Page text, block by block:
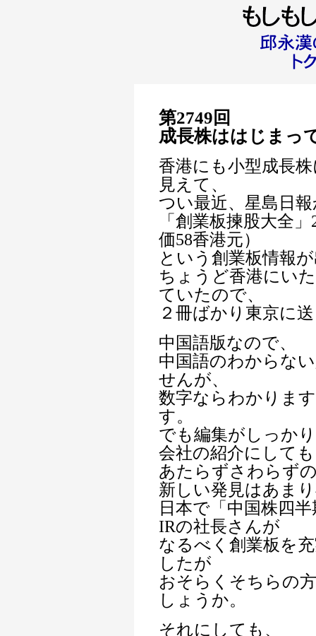
第2749回
成長株ははじまっ
香港にも小型成長
見えて、
つい最近、星島日
「創業板揀股大全
価58香港元）
という創業板情報
ちょうど香港にい
ていたので、
２冊ばかり東京に
中国語版なので、
中国語のわからな
せんが、
数字ならわかりま
す。
でも編集がしっか
会社の紹介にしても
あたらずさわらず
新しい発見はあま
日本で「中国株四
IRの社長さんが
なるべく創業板を
したが
おそらくそちらの
しょうか。
それにしても、